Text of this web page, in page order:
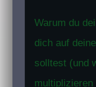
Warum du
dich auf
solltest (und
multiplizieren